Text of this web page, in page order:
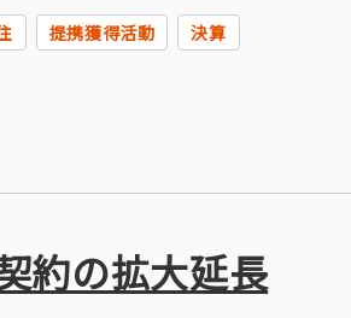
提携獲得活動
決算
約の拡大延長